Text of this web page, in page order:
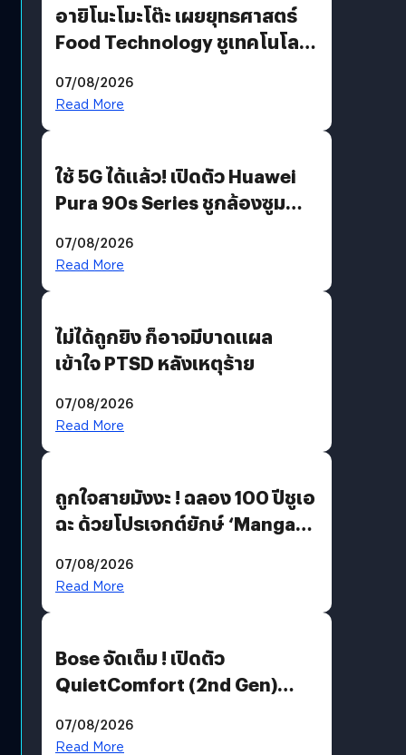
อายิโนะโมะโต๊ะ เผยยุทธศาสตร์
Food Technology ชูเทคโนโลยี
บริโภคและ B2B
07/08/2026
Read More
ใช้ 5G ได้แล้ว! เปิดตัว Huawei
Pura 90s Series ชูกล้องซูม
07/08/2026
Read More
ไม่ได้ถูกยิง ก็อาจมีบาดแผล
เข้าใจ PTSD หลังเหตุร้าย
07/08/2026
Read More
ถูกใจสายมังงะ ! ฉลอง 100 ปีชูเอ
ฉะ ด้วยโปรเจกต์ยักษ์ ‘Manga
มีภาษาไทยด้วย
07/08/2026
Read More
Bose จัดเต็ม ! เปิดตัว
QuietComfort (2nd Gen)
07/08/2026
Read More